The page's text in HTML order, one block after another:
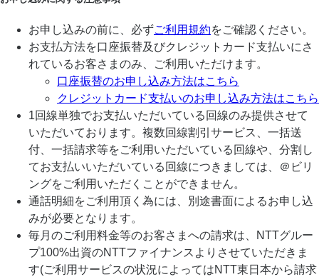
お申し込みの前に、必ずご利用規約をご確認ください。
お支払方法を口座振替及びクレジットカード支払いにさ
れているお客さまのみ、ご利用いただけます。
口座振替のお申し込み方法はこちら
クレジットカード支払いのお申し込み方法はこちら
1回線単独でお支払いただいている回線のみ提供させて
いただいております。複数回線割引サービス、一括送
付、一括請求等をご利用いただいている回線や、分割し
てお支払いいただいている回線につきましては、＠ビリ
ングをご利用いただくことができません。
通話明細をご利用頂く為には、別途書面によるお申し込
みが必要となります。
毎月のご利用料金等のお客さまへの請求は、NTTグルー
プ100%出資のNTTファイナンスよりさせていただきま
す(ご利用サービスの状況によってはNTT東日本から請求